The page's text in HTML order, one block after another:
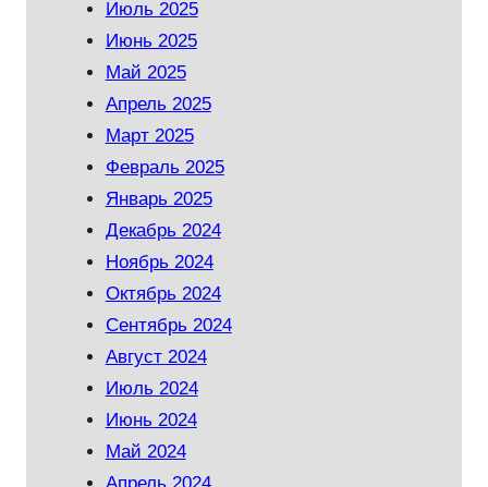
Июль 2025
Июнь 2025
Май 2025
Апрель 2025
Март 2025
Февраль 2025
Январь 2025
Декабрь 2024
Ноябрь 2024
Октябрь 2024
Сентябрь 2024
Август 2024
Июль 2024
Июнь 2024
Май 2024